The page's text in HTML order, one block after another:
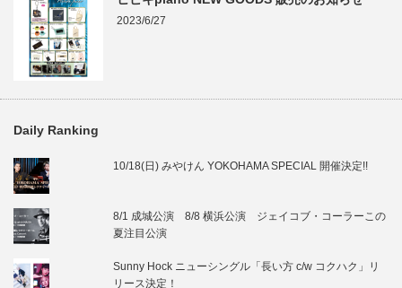
2023/6/27
Daily Ranking
10/18(日) みやけん YOKOHAMA SPECIAL 開催決定!!
8/1 成城公演 8/8 横浜公演 ジェイコブ・コーラーこの
夏注目公演
Sunny Hock ニューシングル「長い方 c/w コクハク」リ
リース決定！